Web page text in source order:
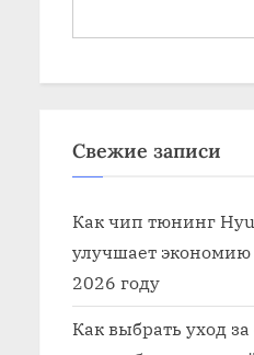
Свежие записи
Как чип тюнинг
улучшает экономию
2026 году
Как выбрать уход